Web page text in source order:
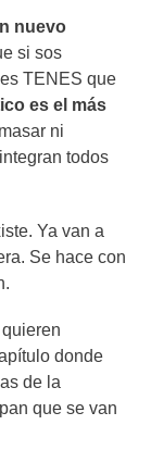
nuevo
si sos
TENES que
es el más
ni
todos
Ya van a
Se hace con
donde
de la
que se van